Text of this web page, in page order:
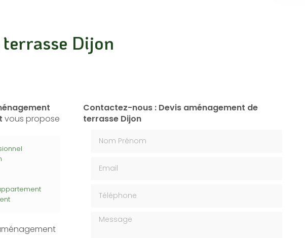
Dijon
vous propose
Contactez-nous : Devis aménagement de
terrasse Dijon
Message